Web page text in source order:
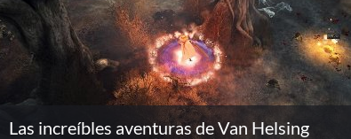
Las increíbles aventuras de Van Helsing